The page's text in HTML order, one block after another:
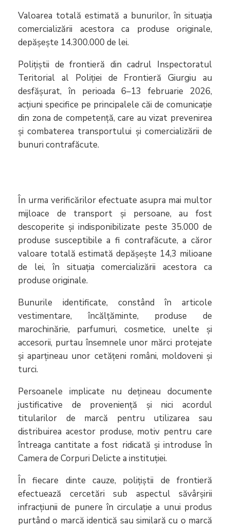
Valoarea totală estimată a bunurilor, în situația
comercializării acestora ca produse originale,
depășește 14.300.000 de lei.
Polițiștii de frontieră din cadrul Inspectoratul
Teritorial al Poliției de Frontieră Giurgiu au
desfășurat, în perioada 6–13 februarie 2026,
acțiuni specifice pe principalele căi de comunicație
din zona de competență, care au vizat prevenirea
și combaterea transportului și comercializării de
bunuri contrafăcute.
În urma verificărilor efectuate asupra mai multor
mijloace de transport și persoane, au fost
descoperite și indisponibilizate peste 35.000 de
produse susceptibile a fi contrafăcute, a căror
valoare totală estimată depășește 14,3 milioane
de lei, în situația comercializării acestora ca
produse originale.
Bunurile identificate, constând în articole
vestimentare, încălțăminte, produse de
marochinărie, parfumuri, cosmetice, unelte și
accesorii, purtau însemnele unor mărci protejate
și aparțineau unor cetățeni români, moldoveni și
turci.
Persoanele implicate nu dețineau documente
justificative de proveniență și nici acordul
titularilor de marcă pentru utilizarea sau
distribuirea acestor produse, motiv pentru care
întreaga cantitate a fost ridicată și introduse în
Camera de Corpuri Delicte a instituției.
În fiecare dinte cauze, polițiștii de frontieră
efectuează cercetări sub aspectul săvârșirii
infracțiunii de punere în circulație a unui produs
purtând o marcă identică sau similară cu o marcă